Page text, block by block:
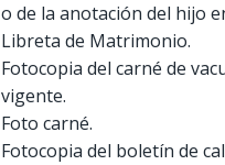
o de la anotación del hijo
Libreta de Matrimonio.
Fotocopia del carné de
vigente.
Foto carné.
Fotocopia del boletín de